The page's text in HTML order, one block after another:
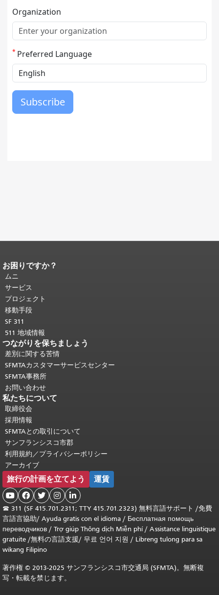
ページコンテンツの終わり。
ジの残りの部分はすべてのページで繰
り返されます。
頭に戻る。
お困りですか？
ムニ
サービス
プロジェクト
移動手段
SF 311
511 地域情報
つながりを保ちましょう
差別に関する苦情
SFMTAカスタマーサービスセンター
SFMTA事務所
お問い合わせ
私たちについて
取締役会
採用情報
SFMTAとの取引について
サンフランシスコ市郡
利用規約／プライバシーポリシー
アーカイブ
旅行の計画を立てよう 運賃
    
☎ 311 (SF 415.701.2311; TTY 415.701.2323) 無料言語サポート /免費
言語言協助/ Ayuda gratis con el idioma / Бесплатная помощь
переводчиков / Trợ giúp Thông dịch Miễn phí/ Assistance linguistique
gratuite /無料の言語支援/ 무료 언어 지원 / Libreng tulong para sa
wikang Filipino
著作権 © 2013-2025 サンフランシスコ市交通局 (SFMTA)。無断複
写・転載を禁じます。